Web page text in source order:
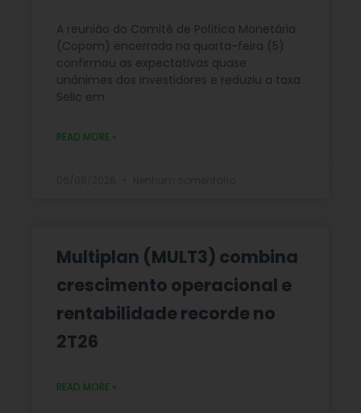
A reunião do Comitê de Política Monetária
(Copom) encerrada na quarta-feira (5)
confirmou as expectativas quase
unânimes dos investidores e reduziu a taxa
Selic em
READ MORE »
Multiplan (MULT3) combina
crescimento operacional e
rentabilidade recorde no
2T26
READ MORE »